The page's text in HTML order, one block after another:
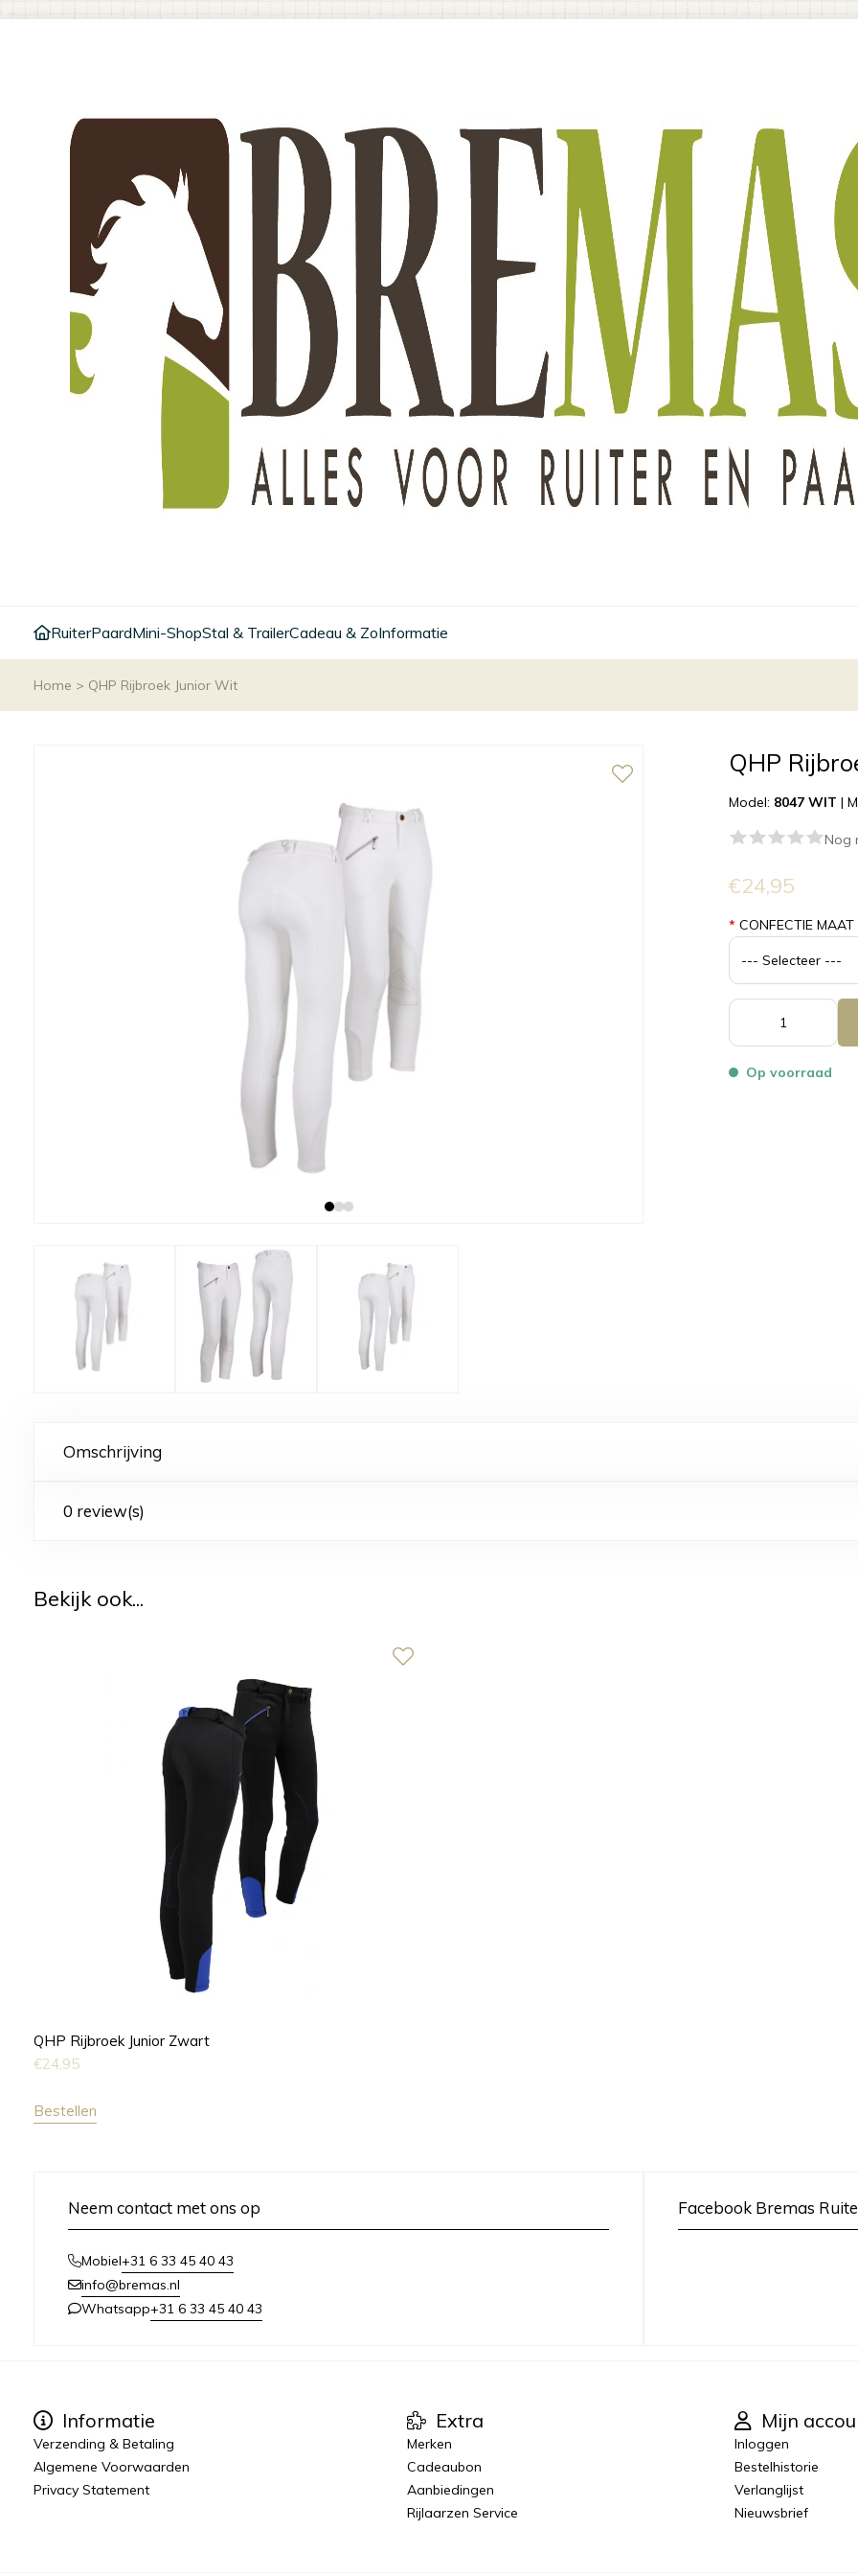
RuiterPaardMini-ShopStal & TrailerCadeau & ZoInformatie
Home > QHP Rijbroek Junior Wit
QHP
Model: 8047 WIT |
Nog
€24,95
* CONFECTIE MAAT
Op voorraad
Omschrijving
0 review(s)
Bekijk ook...
QHP Rijbroek Junior Zwart
€24,95
Bestellen
Neem contact met ons op
Mobiel+31 6 33 45 40 43
info@bremas.nl
Whatsapp+31 6 33 45 40 43
Facebook Bremas
Informatie
Verzending & Betaling
Algemene Voorwaarden
Privacy Statement
Extra
Merken
Cadeaubon
Aanbiedingen
Rijlaarzen Service
Mijn
Inloggen
Bestelhistorie
Verlanglijst
Nieuwsbrief